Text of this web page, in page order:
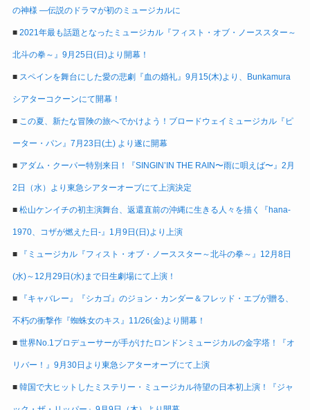
の神様 ―伝説のドラマが初のミュージカルに
■ 2021年最も話題となったミュージカル『フィスト・オブ・ノーススター～
北斗の拳～』9月25日(日)より開幕！
■ スペインを舞台にした愛の悲劇『血の婚礼』9月15(木)より、Bunkamura
シアターコクーンにて開幕！
■ この夏、新たな冒険の旅へでかけよう！ブロードウェイミュージカル『ピ
ーター・パン』7月23日(土) より遂に開幕
■ アダム・クーパー特別来日！『SINGIN’IN THE RAIN〜雨に唄えば〜』2月
2日（水）より東急シアターオーブにて上演決定
■ 松山ケンイチの初主演舞台、返還直前の沖縄に生きる人々を描く『hana-
1970、コザが燃えた日-』1月9日(日)より上演
■ 『ミュージカル『フィスト・オブ・ノーススター～北斗の拳～』12月8日
(水)～12月29日(水)まで日生劇場にて上演！
■ 『キャバレー』『シカゴ』のジョン・カンダー＆フレッド・エブが贈る、
不朽の衝撃作『蜘蛛女のキス』11/26(金)より開幕！
■ 世界No.1プロデューサーが手がけたロンドンミュージカルの金字塔！『オ
リバー！』9月30日より東急シアターオーブにて上演
■ 韓国で大ヒットしたミステリー・ミュージカル待望の日本初上演！『ジャ